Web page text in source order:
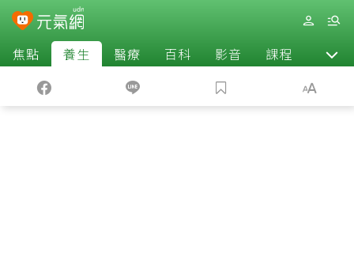
焦點 養生 醫療 百科 影音 課程 退休